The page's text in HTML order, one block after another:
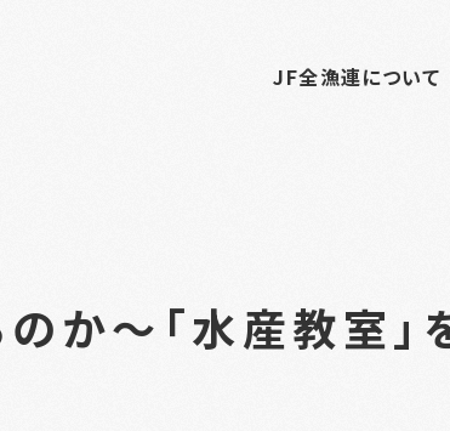
JF全漁連について
か～「水産教室